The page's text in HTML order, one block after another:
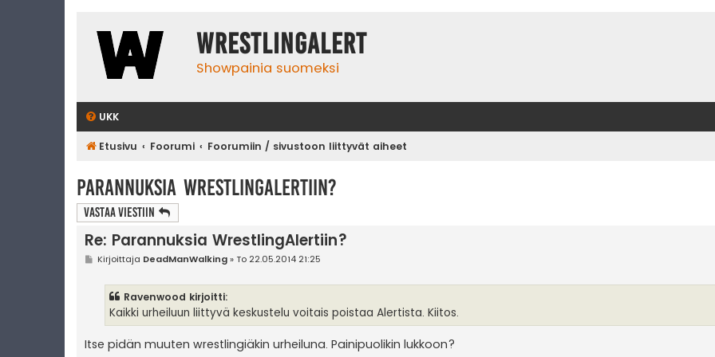
WrestlingAlert
Showpainia suomeksi
UKK
Etusivu Foorumi Foorumiin / sivustoon liittyvät aiheet
Parannuksia WrestlingAlertiin?
Vastaa Viestiin
Re: Parannuksia WrestlingAlertiin?
VKirjoittaja DeadManWalking» To 22.05.2014 21:25
Ravenwood kirjoitti:
Kaikki urheiluun liittyvä keskustelu voitais poistaa Alertista. Kiitos.
Itse pidän muuten wrestlingiäkin urheiluna. Painipuolikin lukkoon?